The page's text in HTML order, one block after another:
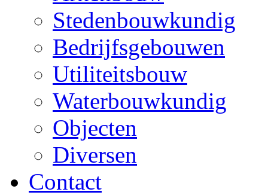
Stedenbouwkundig
Bedrijfsgebouwen
Utiliteitsbouw
Waterbouwkundig
Objecten
Diversen
Contact